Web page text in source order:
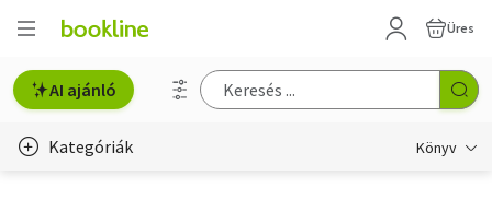
Üres
AI ajánló
Kategóriák Könyv